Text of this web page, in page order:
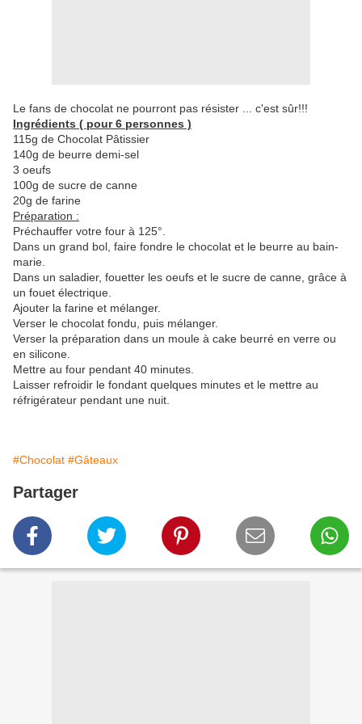
Le fans de chocolat ne pourront pas résister ... c'est sûr!!!
Ingrédients ( pour 6 personnes )
115g de Chocolat Pâtissier
140g de beurre demi-sel
3 oeufs
100g de sucre de canne
20g de farine
Préparation :
Préchauffer votre four à 125°.
Dans un grand bol, faire fondre le chocolat et le beurre au bain-
marie.
Dans un saladier, fouetter les oeufs et le sucre de canne, grâce à
un fouet électrique.
Ajouter la farine et mélanger.
Verser le chocolat fondu, puis mélanger.
Verser la préparation dans un moule à cake beurré en verre ou
en silicone.
Mettre au four pendant 40 minutes.
Laisser refroidir le fondant quelques minutes et le mettre au
réfrigérateur pendant une nuit.
#Chocolat #Gâteaux
Partager